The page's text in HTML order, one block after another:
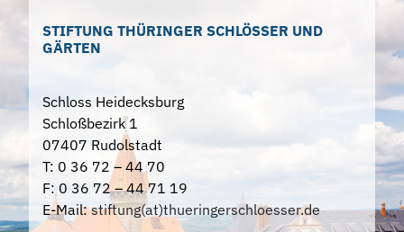
STIFTUNG THÜRINGER SCHLÖSSER UND
GÄRTEN
Schloss Heidecksburg
Schloßbezirk 1
07407 Rudolstadt
T: 0 36 72 – 44 70
F: 0 36 72 – 44 71 19
E-Mail:stiftung(at)thueringerschloesser.de